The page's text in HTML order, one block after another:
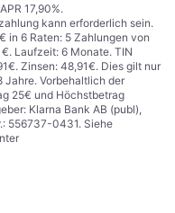
17,90%.
kann erforderlich sein.
in 6 Raten: 5 Zahlungen von
Laufzeit: 6 Monate. TIN
Zinsen: 48,91€. Dies gilt nur
Jahre. Vorbehaltlich der
25€ und Höchstbetrag
Klarna Bank AB (publ),
556737-0431. Siehe